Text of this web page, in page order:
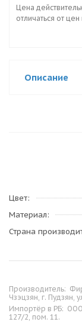
Цена
отличаться от
Описание
Цвет
Материал
Страна
Производитель:
Чзэцзян, г. Пудзян,
Импортёр в РБ: ООО
127/2, пом. 11.